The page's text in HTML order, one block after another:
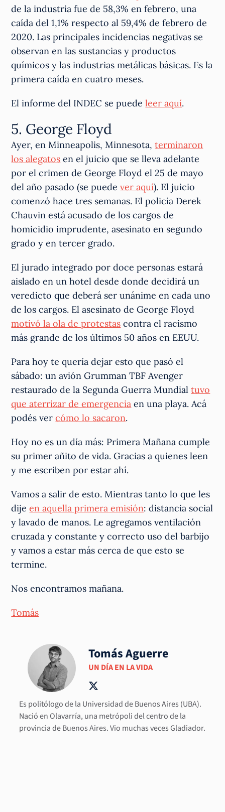
de la industria fue de 58,3% en febrero, una
caída del 1,1% respecto al 59,4% de febrero de
2020. Las principales incidencias negativas se
observan en las sustancias y productos
químicos y las industrias metálicas básicas. Es la
primera caída en cuatro meses.
El informe del INDEC se puedeleer aquí.
5. George Floyd
Ayer, en Minneapolis, Minnesota,terminaron
los alegatos en el juicio que se lleva adelante
por el crimen de George Floyd el 25 de mayo
del año pasado (se puedever aquí). El juicio
comenzó hace tres semanas. El policía Derek
Chauvin está acusado de los cargos de
homicidio imprudente, asesinato en segundo
grado y en tercer grado.
El jurado integrado por doce personas estará
aislado en un hotel desde donde decidirá un
veredicto que deberá ser unánime en cada uno
de los cargos. El asesinato de George Floyd
motivó la ola de protestas contra el racismo
más grande de los últimos 50 años en EEUU.
Para hoy te quería dejar esto que pasó el
sábado: un avión Grumman TBF Avenger
restaurado de la Segunda Guerra Mundialtuvo
que aterrizar de emergencia en una playa. Acá
podés vercómo lo sacaron.
Hoy no es un día más: Primera Mañana cumple
su primer añito de vida. Gracias a quienes leen
y me escriben por estar ahí.
Vamos a salir de esto. Mientras tanto lo que les
dijeen aquella primera emisión: distancia social
y lavado de manos. Le agregamos ventilación
cruzada y constante y correcto uso del barbijo
y vamos a estar más cerca de que esto se
termine.
Nos encontramos mañana.
Tomás
Tomás Aguerre
UN DÍA EN LA VIDA
Es politólogo de la Universidad de Buenos Aires (UBA).
Nació en Olavarría, una metrópoli del centro de la
provincia de Buenos Aires. Vio muchas veces Gladiador.